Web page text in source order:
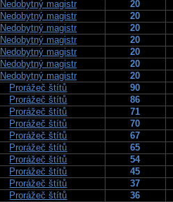
Nedobytný magistr
20
Nedobytný magistr
20
Nedobytný magistr
20
Nedobytný magistr
20
Nedobytný magistr
20
Nedobytný magistr
20
Nedobytný magistr
20
Prorážeč štítů
90
Prorážeč štítů
86
Prorážeč štítů
71
Prorážeč štítů
70
Prorážeč štítů
67
Prorážeč štítů
65
Prorážeč štítů
54
Prorážeč štítů
45
Prorážeč štítů
37
Prorážeč štítů
36